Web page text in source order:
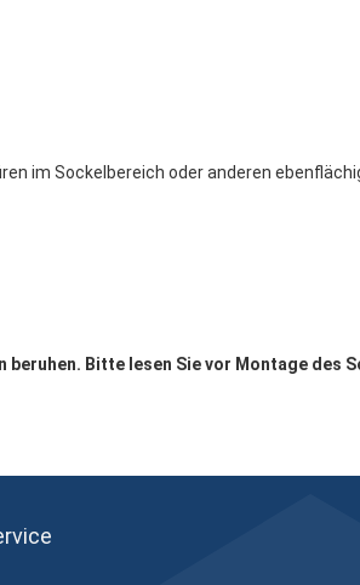
im Sockelbereich oder anderen
beruhen. Bitte lesen Sie vor Montage des